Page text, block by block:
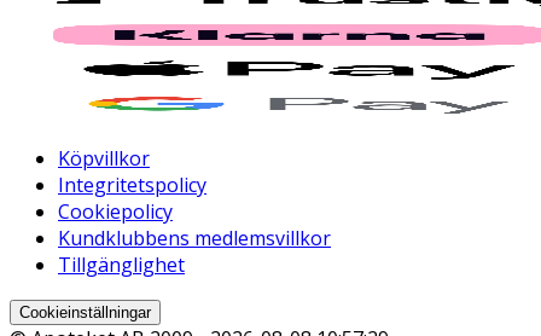
Köpvillkor
Integritetspolicy
Cookiepolicy
Kundklubbens medlemsvillkor
Tillgänglighet
Cookieinställningar